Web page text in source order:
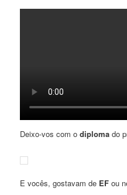
Deixo-vos com odiploma do
E vocês, gostavam de EF ou